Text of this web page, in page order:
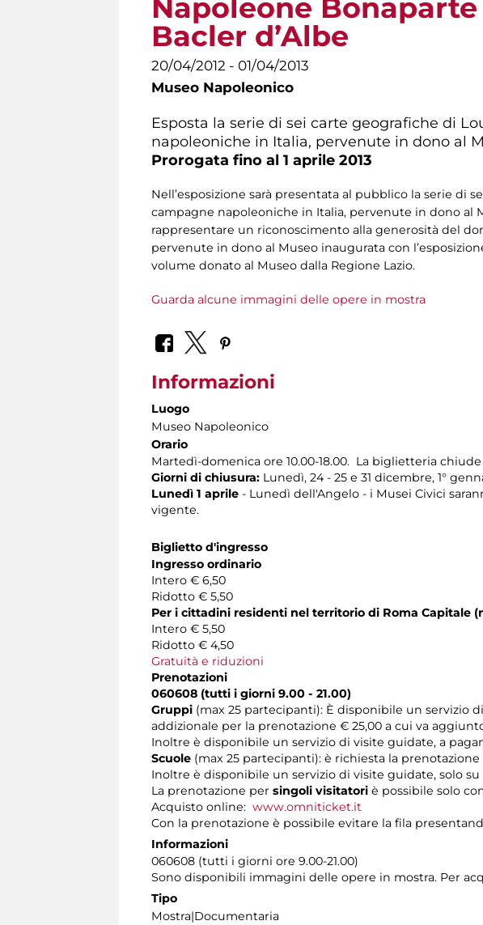
Napoleone
Bacler d’Albe
20/04/2012 - 01/04/2013
Museo Napoleonico
Esposta la serie di sei carte geografiche di
napoleoniche in Italia, pervenute in dono al
Prorogata fino al 1 aprile 2013
Nell’esposizione sarà presentata al pubblico la serie di
campagne napoleoniche in Italia, pervenute in dono al
rappresentare un riconoscimento alla generosità del
pervenute in dono al Museo inaugurata con
volume donato al Museo dalla Regione Lazio.
Guarda alcune immagini delle opere in mostra
Informazioni
Luogo
Museo Napoleonico
Orario
Martedì-domenica ore 10.00-18.00. La biglietteria
Giorni di chiusura: Lunedì, 24 - 25 e 31 dicembre, 1°
Lunedì 1 aprile - Lunedì dell'Angelo - i Musei Civici
vigente.
Biglietto d'ingresso
Ingresso ordinario
Intero € 6,50
Ridotto € 5,50
Per i cittadini residenti nel territorio di Roma Capitale
Intero € 5,50
Ridotto € 4,50
Gratuità e riduzioni
Prenotazioni
060608 (tutti i giorni 9.00 - 21.00)
Gruppi (max 25 partecipanti): È disponibile un servizio
addizionale per la prenotazione € 25,00 a cui va
Inoltre è disponibile un servizio di visite guidate, a
Scuole (max 25 partecipanti): è richiesta la
Inoltre è disponibile un servizio di visite guidate, solo
La prenotazione per singoli visitatori è possibile solo
Acquisto online: www.omniticket.it
Con la prenotazione è possibile evitare la fila
Informazioni
060608 (tutti i giorni ore 9.00-21.00)
Sono disponibili immagini delle opere in mostra. Per
Tipo
Mostra|Documentaria